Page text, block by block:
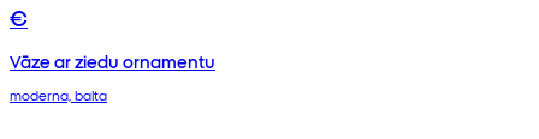
€
Vāze ar ziedu ornamentu
moderna, balta